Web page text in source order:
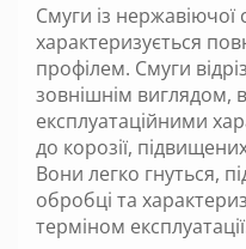
Смуги із нержавіючої
характеризується
профілем. Смуги
зовнішнім виглядом,
експлуатаційними
до корозії,
Вони легко гнуться,
обробці та
терміном